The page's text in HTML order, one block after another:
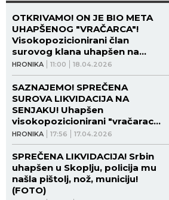
HRONIKA 11:00 18.04.2026
OTKRIVAMO! ON JE BIO META
UHAPŠENOG "VRAČARCA"!
Visokopozicionirani član
surovog klana uhapšen na
Senjaku dok je spremao
likvidaciju!
HRONIKA 17:56 17.04.2026
SAZNAJEMO! SPREČENA
SUROVA LIKVIDACIJA NA
SENJAKU! Uhapšen
visokopozicionirani "vračarac"
u poznatom kafiću!
SPREČENA LIKVIDACIJA! Srbin
uhapšen u Skoplju, policija mu
našla pištolj, nož, municiju!
(FOTO)